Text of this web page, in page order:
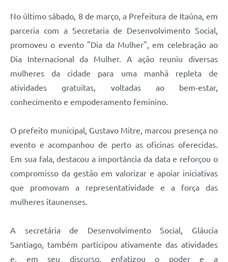
No último sábado, 8 de março, a Prefeitura de Itaúna, em
parceria com a Secretaria de Desenvolvimento Social,
promoveu o evento "Dia da Mulher", em celebração ao
Dia Internacional da Mulher. A ação reuniu diversas
mulheres da cidade para uma manhã repleta de
atividades gratuitas, voltadas ao bem-estar,
conhecimento e empoderamento feminino.
O prefeito municipal, Gustavo Mitre, marcou presença no
evento e acompanhou de perto as oficinas oferecidas.
Em sua fala, destacou a importância da data e reforçou o
compromisso da gestão em valorizar e apoiar iniciativas
que promovam a representatividade e a força das
mulheres itaunenses.
A secretária de Desenvolvimento Social, Gláucia
Santiago, também participou ativamente das atividades
e, em seu discurso, enfatizou o poder e a